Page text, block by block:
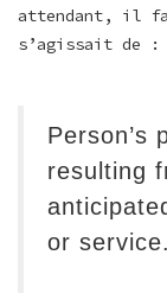
attendant, il
s’agissait de :
Person’s
resulting
or service.